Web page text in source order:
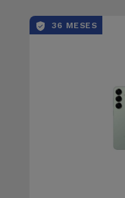
36 MESES